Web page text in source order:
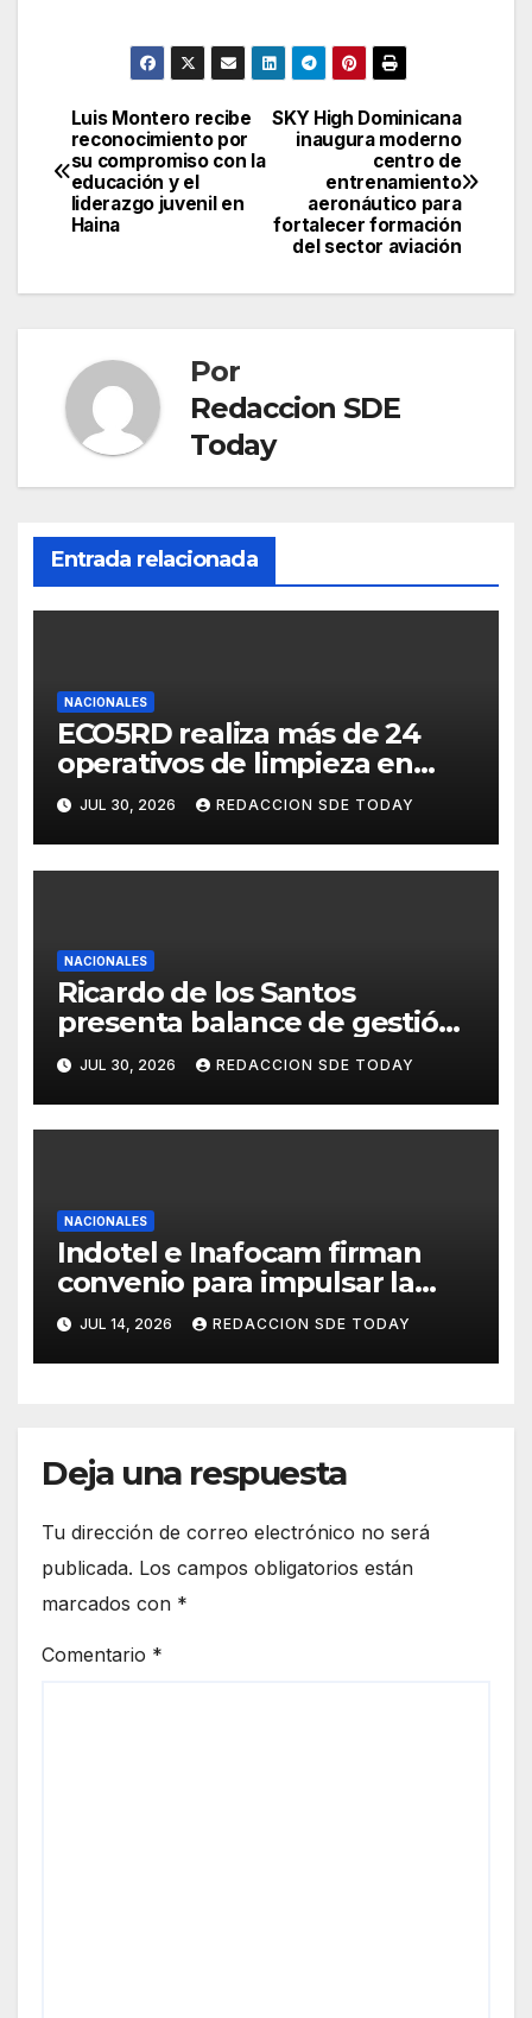
Navegación
de
entradas
SKY High Dominicana
inaugura moderno
centro de
entrenamiento
aeronáutico para
fortalecer formación
del sector aviación
Luis Montero recibe
reconocimiento por
su compromiso con la
educación y el
liderazgo juvenil en
Haina
Por
Redaccion SDE
Today
Entrada relacionada
NACIONALES
ECO5RD realiza más de 24
operativos de limpieza en
diferentes provincias y
municipios del país
JUL 30, 2026 REDACCION SDE TODAY
NACIONALES
Ricardo de los Santos
presenta balance de gestión
con 416 iniciativas aprobadas
y avances históricos en el
Senado
JUL 30, 2026 REDACCION SDE TODAY
NACIONALES
Indotel e Inafocam firman
convenio para impulsar la
transformación digital y
fortalecer formación docente
JUL 14, 2026 REDACCION SDE TODAY
Deja una respuesta
Tu dirección de correo electrónico no será
publicada. Los campos obligatorios están
marcados con *
Comentario *